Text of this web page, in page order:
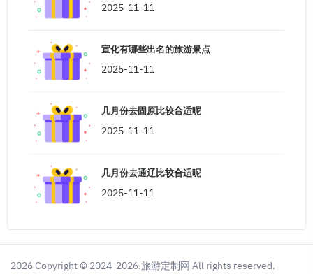
2025-11-11
宣化有哪些出名的旅游景点
2025-11-11
几月份去固原比较合适呢
2025-11-11
几月份去通辽比较合适呢
2025-11-11
2026 Copyright © 2024-2026.旅游定制网 All rights reserved.